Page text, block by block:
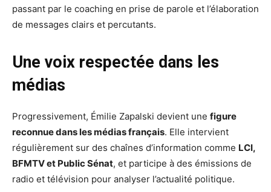
passant par le coaching en prise de parole et l’élaboration
de messages clairs et percutants.
Une voix respectée dans les
médias
Progressivement, Émilie Zapalski devient une figure
reconnue dans les médias français. Elle intervient
régulièrement sur des chaînes d’information comme LCI,
BFMTV et Public Sénat, et participe à des émissions de
radio et télévision pour analyser l’actualité politique.